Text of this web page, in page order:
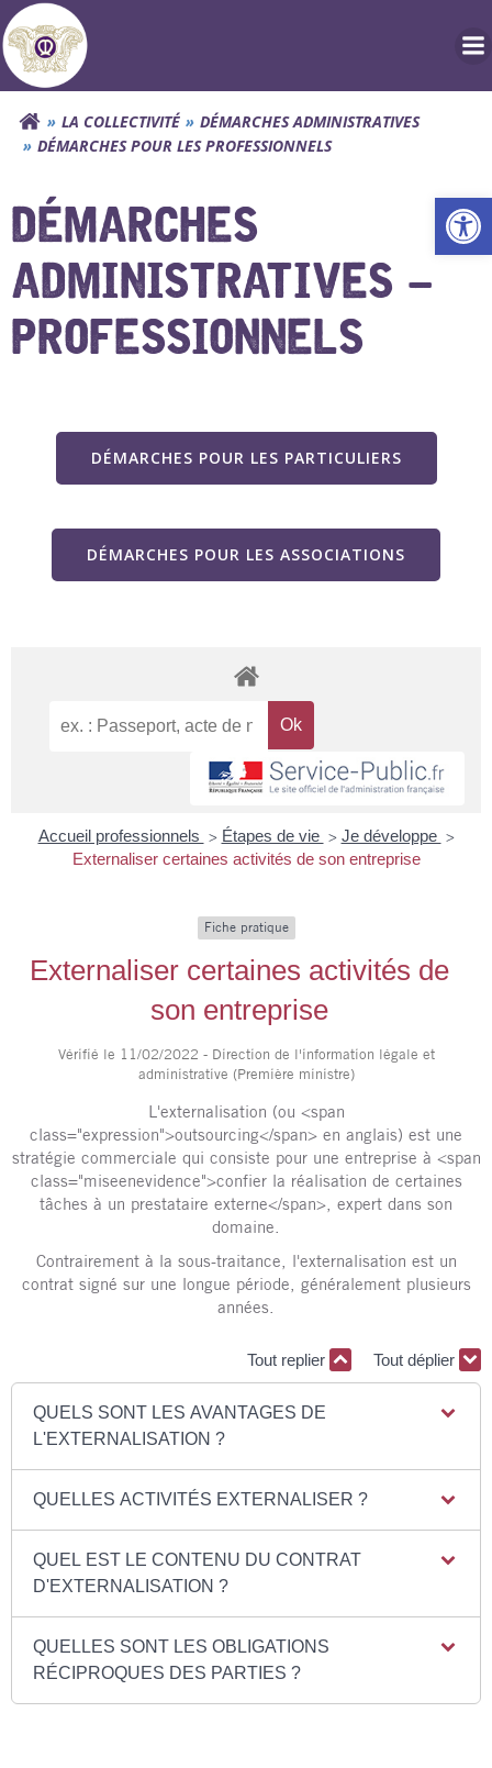
Aller
au
contenu
LA COLLECTIVITÉ
DÉMARCHES ADMINISTRATIVES
DÉMARCHES POUR LES PROFESSIONNELS
DÉMARCHES
ADMINISTRATIVES –
PROFESSIONNELS
DÉMARCHES POUR LES PARTICULIERS
DÉMARCHES POUR LES ASSOCIATIONS
Accueil professionnels > Étapes de vie > Je développe >
Externaliser certaines activités de son entreprise
Fiche pratique
Externaliser certaines activités de
son entreprise
Vérifié le 11/02/2022 - Direction de l'information légale et
administrative (Première ministre)
L'externalisation (ou <span
class="expression">outsourcing</span> en anglais) est une
stratégie commerciale qui consiste pour une entreprise à <span
class="miseenevidence">confier la réalisation de certaines
tâches à un prestataire externe</span>, expert dans son
domaine.
Contrairement à la sous-traitance, l'externalisation est un
contrat signé sur une longue période, généralement plusieurs
années.
Tout replier Tout déplier
QUELS SONT LES AVANTAGES DE
L'EXTERNALISATION ?
QUELLES ACTIVITÉS EXTERNALISER ?
QUEL EST LE CONTENU DU CONTRAT
D'EXTERNALISATION ?
QUELLES SONT LES OBLIGATIONS
RÉCIPROQUES DES PARTIES ?